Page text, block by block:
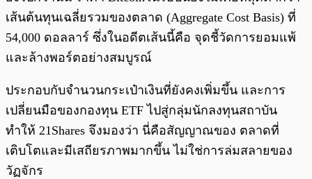
เส้นต้นทุนเฉลี่ยรวมของตลาด (Aggregate Cost Basis) ที่
54,000 ดอลลาร์ ซึ่งในอดีตเส้นนี้คือ จุดชี้วัดการยอมแพ้
และล้างพอร์ตอย่างสมบูรณ์
ประกอบกับจำนวนกระเป๋าเงินที่ยังคงเพิ่มขึ้น และการ
เปลี่ยนมือของกองทุน ETF ไปสู่กลุ่มนักลงทุนสถาบัน
ทำให้ 21Shares จึงมองว่า นี่คือสัญญาณของ ตลาดที่
เติบโตและมีเสถียรภาพมากขึ้น ไม่ใช่การล่มสลายของ
วัฏจักร